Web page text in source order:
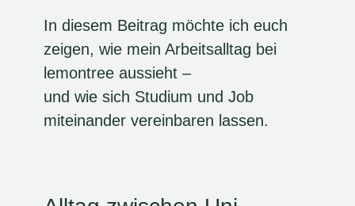
In diesem Beitrag möchte ich euch
zeigen, wie mein Arbeitsalltag bei
lemontree aussieht –
und wie sich Studium und Job
miteinander vereinbaren lassen.